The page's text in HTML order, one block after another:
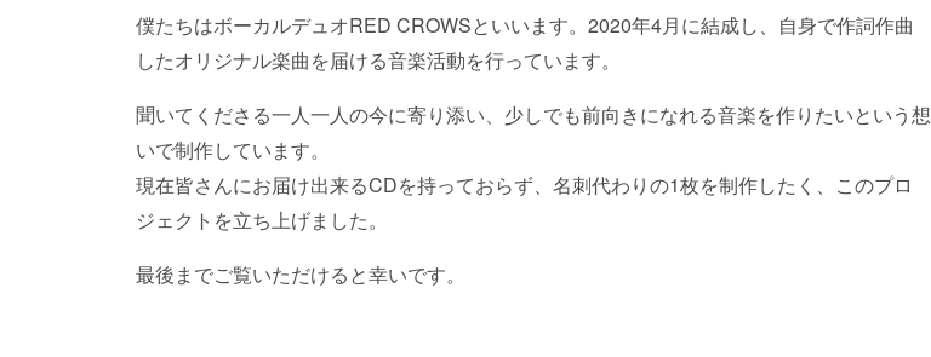
僕たちはボーカルデュオRED CROWSといいます。2020年4月に結成し、自身で作詞作曲
したオリジナル楽曲を届ける音楽活動を行っています。
聞いてくださる一人一人の今に寄り添い、少しでも前向きになれる音楽を作りたいという想
いで制作しています。
現在皆さんにお届け出来るCDを持っておらず、名刺代わりの1枚を制作したく、このプロ
ジェクトを立ち上げました。
最後までご覧いただけると幸いです。